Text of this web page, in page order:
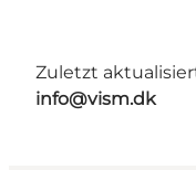
Zuletzt
info@vism.dk